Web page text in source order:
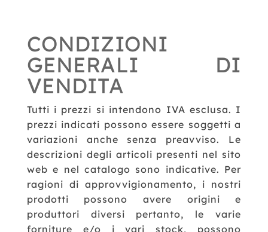
CONDIZIONI
GENERALI DI
VENDITA
Tutti i prezzi si intendono IVA esclusa. I
prezzi indicati possono essere soggetti a
variazioni anche senza preavviso. Le
descrizioni degli articoli presenti nel sito
web e nel catalogo sono indicative. Per
ragioni di approvvigionamento, i nostri
prodotti possono avere origini e
produttori diversi pertanto, le varie
forniture e/o i vari stock, possono